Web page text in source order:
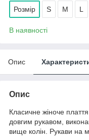
Розмір S M L
В наявності
Опис
Опис
Класичне жіноче
довгим рукавом,
вище колін. Рукави на